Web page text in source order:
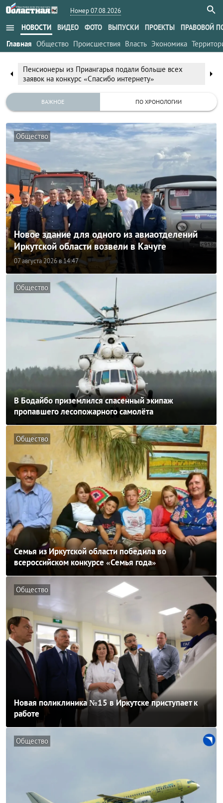
Номер 07.08.2026
menu НОВОСТИ ВИДЕО ФОТО ВЫПУСКИ ПРОЕКТЫ ПРАВОВОЙ
Главная Общество Происшествия Власть Экономика
arrow_left
Пенсионеры из Приангарья подали больше всех
заявок на конкурс «Спасибо интернету»
arrow_right
ВАЖНОЕ ПО ХРОНОЛОГИИ
Общество
Новое здание для одного из авиаотделений
Иркутской области возвели в Качуге
07 августа 2026 в 14:47
Общество
В Бодайбо приземлился спасенный экипаж
пропавшего лесопожарного самолёта
Общество
Семья из Иркутской области победила во
всероссийском конкурсе «Семья года»
Общество
Новая поликлиника №15 в Иркутске приступает к
работе
Общество